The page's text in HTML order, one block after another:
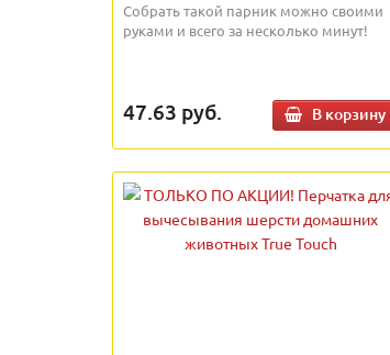
Собрать такой парник можно своими
руками и всего за несколько минут!
47.63 руб. В корзину